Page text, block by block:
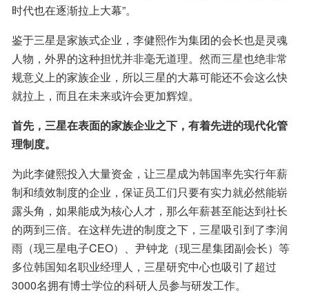
时代也在逐渐拉上大幕”。
鉴于三星是家族式企业，李健熙作为集团的会长也是灵魂
人物，外界的这种担忧并非毫无道理。然而三星也绝非常
规意义上的家族企业，所以三星的大幕可能还不会这么快
就拉上，而且在未来或许会更加辉煌。
首先，三星在表面的家族企业之下，有着先进的现代化管
理制度。
为此李健熙投入大量资金，让三星成为韩国率先实行年薪
制和绩效制度的企业，保证员工们只要有实力就必然能崭
露头角，如果能成为核心人才，那么年薪甚至能达到社长
的两到三倍。在这样先进的制度之下，三星吸引到了李润
雨（现三星电子CEO）、尹钟龙（现三星集团副会长）等
多位韩国知名职业经理人，三星研究中心也吸引了超过
3000名拥有博士学位的科研人员参与研发工作。